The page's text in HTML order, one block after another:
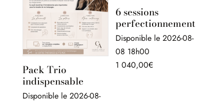
Pack Trio
indispensable
Disponible le 2026-08-
6 sessions
perfectionnement
Disponible le 2026-08-
08 18h00
1 040,00€